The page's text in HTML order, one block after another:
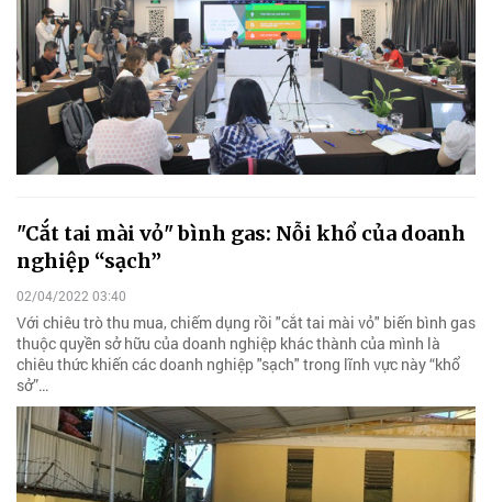
"Cắt tai mài vỏ" bình gas: Nỗi khổ của doanh
nghiệp “sạch”
02/04/2022 03:40
Với chiêu trò thu mua, chiếm dụng rồi "cắt tai mài vỏ" biến bình gas
thuộc quyền sở hữu của doanh nghiệp khác thành của mình là
chiêu thức khiến các doanh nghiệp "sạch" trong lĩnh vực này “khổ
sở”…